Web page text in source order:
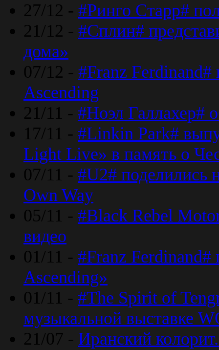
27/12 - #Ринго Старр#
21/12 - #Сплин#
дома»
07/12 - #Franz
Ascending
21/11 - #Ноэл Галлахер#
17/11 - #Linkin Park#
Light Live» в память о
07/11 - #U2#
Own Way
05/11 - #Black Rebel
видео
01/11 - #Franz Ferdinand#
Ascending»
01/11 - #The Spirit of
музыкальной выставке
21/07 - Иранский